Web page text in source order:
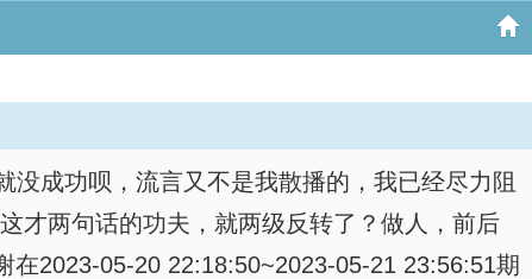
没成功呗，流言又不是我散播的，我已经尽力阻
才两句话的功夫，就两级反转了？做人，前后
2023-05-20 22:18:50~2023-05-21 23:56:51期